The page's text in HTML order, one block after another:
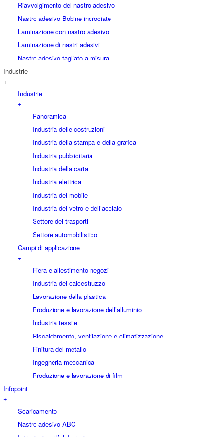
Riavvolgimento del nastro adesivo
Nastro adesivo Bobine incrociate
Laminazione con nastro adesivo
Laminazione di nastri adesivi
Nastro adesivo tagliato a misura
Industrie
+
Industrie
+
Panoramica
Industria delle costruzioni
Industria della stampa e della grafica
Industria pubblicitaria
Industria della carta
Industria elettrica
Industria del mobile
Industria del vetro e dell’acciaio
Settore dei trasporti
Settore automobilistico
Campi di applicazione
+
Fiera e allestimento negozi
Industria del calcestruzzo
Lavorazione della plastica
Produzione e lavorazione dell’alluminio
Industria tessile
Riscaldamento, ventilazione e climatizzazione
Finitura del metallo
Ingegneria meccanica
Produzione e lavorazione di film
Infopoint
+
Scaricamento
Nastro adesivo ABC